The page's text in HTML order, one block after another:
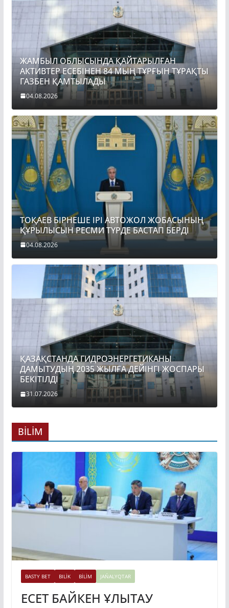
ЖАМБЫЛ ОБЛЫСЫНДА ҚАЙТАРЫЛҒАН
АКТИВТЕР ЕСЕБІНЕН 84 МЫҢ ТҰРҒЫН ТҰРАҚТЫ
ГАЗБЕН ҚАМТЫЛАДЫ
04.08.2026
ТОҚАЕВ БІРНЕШЕ ІРІ АВТОЖОЛ ЖОБАСЫНЫҢ
ҚҰРЫЛЫСЫН РЕСМИ ТҮРДЕ БАСТАП БЕРДІ
04.08.2026
ҚАЗАҚСТАНДА ГИДРОЭНЕРГЕТИКАНЫ
ДАМЫТУДЫҢ 2035 ЖЫЛҒА ДЕЙІНГІ ЖОСПАРЫ
БЕКІТІЛДІ
31.07.2026
BİLİM
BASTY BET BILİK BİLİM JAŃALYQTAR
ЕСЕТ БАЙКЕН ҰЛЫТАУ